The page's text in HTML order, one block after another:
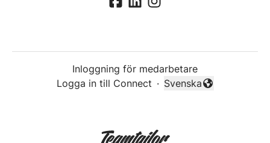
Inloggning för medarbetare
Logga in till Connect ·
Byt språk
Svenska